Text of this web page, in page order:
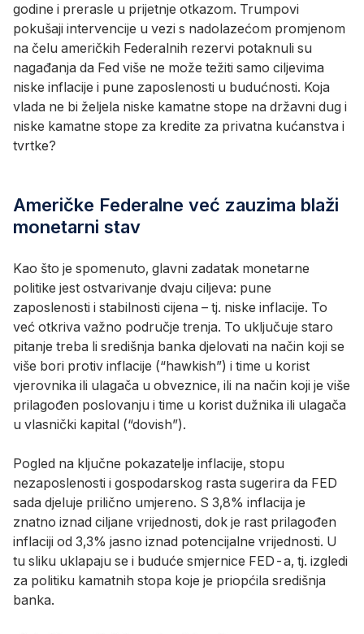
godine i prerasle u prijetnje otkazom. Trumpovi
pokušaji intervencije u vezi s nadolazećom promjenom
na čelu američkih Federalnih rezervi potaknuli su
nagađanja da Fed više ne može težiti samo ciljevima
niske inflacije i pune zaposlenosti u budućnosti. Koja
vlada ne bi željela niske kamatne stope na državni dug i
niske kamatne stope za kredite za privatna kućanstva i
tvrtke?
Američke Federalne već zauzima blaži
monetarni stav
Kao što je spomenuto, glavni zadatak monetarne
politike jest ostvarivanje dvaju ciljeva: pune
zaposlenosti i stabilnosti cijena – tj. niske inflacije. To
već otkriva važno područje trenja. To uključuje staro
pitanje treba li središnja banka djelovati na način koji se
više bori protiv inflacije (“hawkish”) i time u korist
vjerovnika ili ulagača u obveznice, ili na način koji je više
prilagođen poslovanju i time u korist dužnika ili ulagača
u vlasnički kapital (“dovish”).
Pogled na ključne pokazatelje inflacije, stopu
nezaposlenosti i gospodarskog rasta sugerira da FED
sada djeluje prilično umjereno. S 3,8% inflacija je
znatno iznad ciljane vrijednosti, dok je rast prilagođen
inflaciji od 3,3% jasno iznad potencijalne vrijednosti. U
tu sliku uklapaju se i buduće smjernice FED-a, tj. izgledi
za politiku kamatnih stopa koje je priopćila središnja
banka.